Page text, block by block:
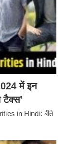
में इन
in Hindi: बीते